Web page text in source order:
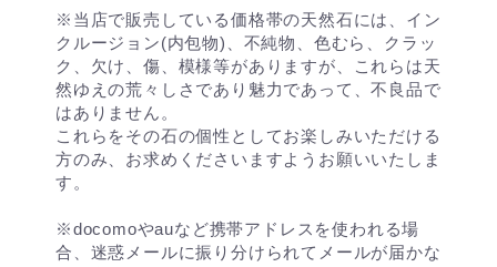
※当店で販売している価格帯の天然石には、イン
クルージョン(内包物)、不純物、色むら、クラッ
ク、欠け、傷、模様等がありますが、これらは天
然ゆえの荒々しさであり魅力であって、不良品で
はありません。
これらをその石の個性としてお楽しみいただける
方のみ、お求めくださいますようお願いいたしま
す。
※docomoやauなど携帯アドレスを使われる場
合、迷惑メールに振り分けられてメールが届かな